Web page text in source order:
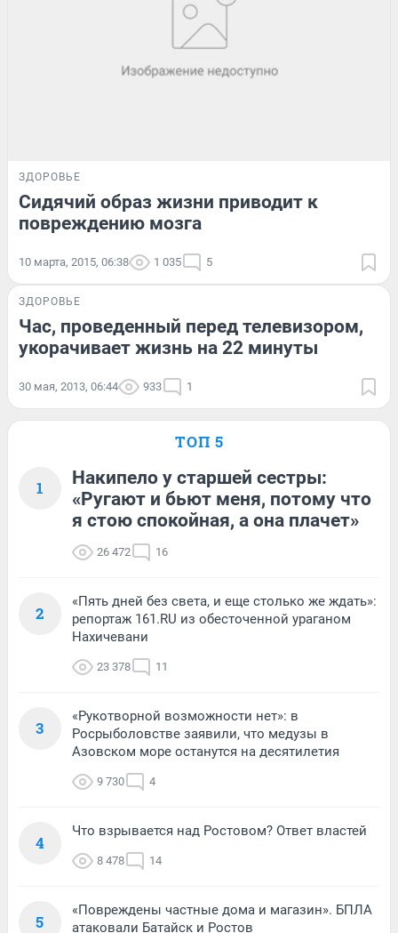
ЗДОРОВЬЕ
Сидячий образ жизни приводит к
повреждению мозга
10 марта, 2015, 06:38 1 035 5
ЗДОРОВЬЕ
Час, проведенный перед телевизором,
укорачивает жизнь на 22 минуты
30 мая, 2013, 06:44 933 1
ТОП 5
1
Накипело у старшей сестры:
«Ругают и бьют меня, потому что
я стою спокойная, а она плачет»
26 472 16
2
«Пять дней без света, и еще столько же ждать»:
репортаж 161.RU из обесточенной ураганом
Нахичевани
23 378 11
3
«Рукотворной возможности нет»: в
Росрыболовстве заявили, что медузы в
Азовском море останутся на десятилетия
9 730 4
4
Что взрывается над Ростовом? Ответ властей
8 478 14
5
«Повреждены частные дома и магазин». БПЛА
атаковали Батайск и Ростов